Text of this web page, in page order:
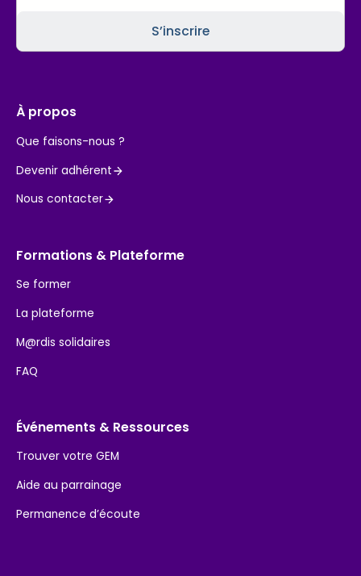
À propos
Que faisons-nous ?
Devenir adhérent
Nous contacter
Formations & Plateforme
Se former
La plateforme
M@rdis solidaires
FAQ
Événements & Ressources
Trouver votre GEM
Aide au parrainage
Permanence d’écoute